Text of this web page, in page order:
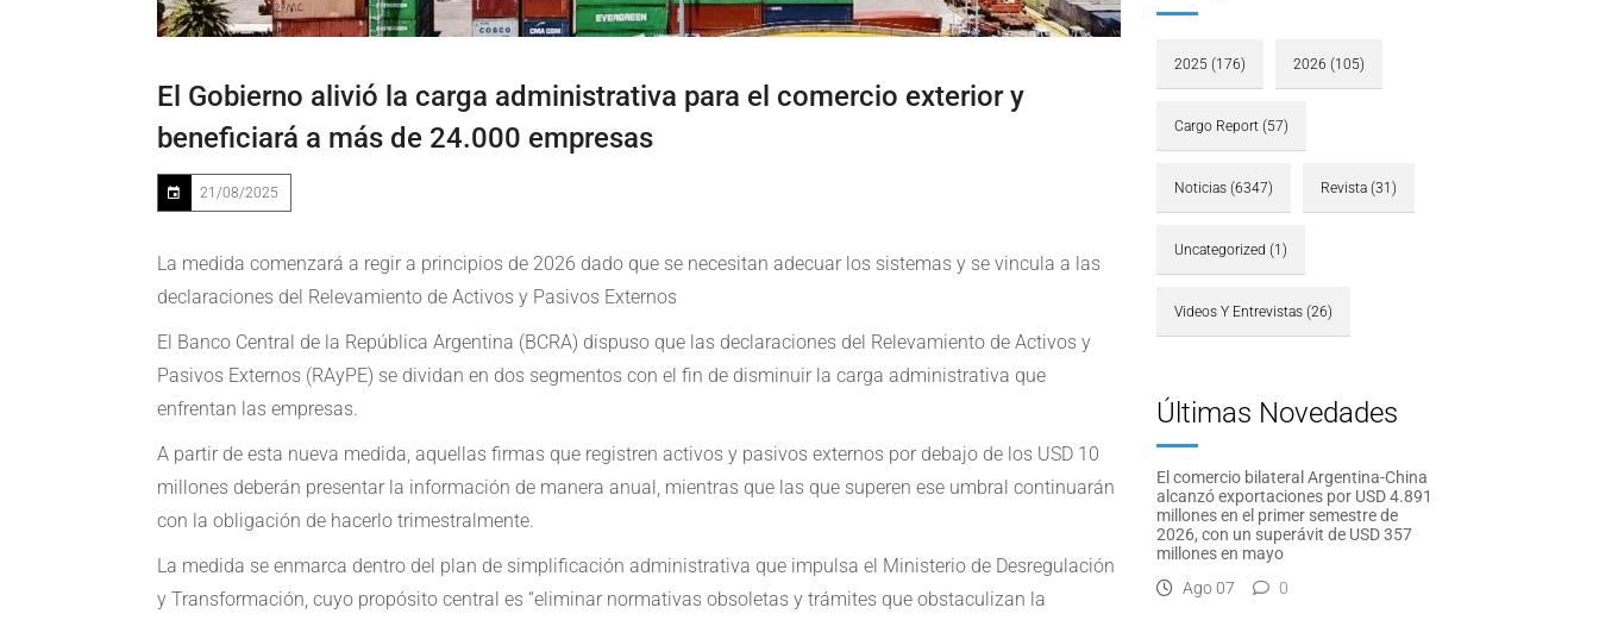
El Gobierno alivió la carga administrativa para el comercio exterior y
beneficiará a más de 24.000 empresas
21/08/2025
La medida comenzará a regir a principios de 2026 dado que se necesitan adecuar los sistemas y se vincula a las
declaraciones del Relevamiento de Activos y Pasivos Externos
El Banco Central de la República Argentina (BCRA) dispuso que las declaraciones del Relevamiento de Activos y
Pasivos Externos (RAyPE) se dividan en dos segmentos con el fin de disminuir la carga administrativa que
enfrentan las empresas.
A partir de esta nueva medida, aquellas firmas que registren activos y pasivos externos por debajo de los USD 10
millones deberán presentar la información de manera anual, mientras que las que superen ese umbral continuarán
con la obligación de hacerlo trimestralmente.
La medida se enmarca dentro del plan de simplificación administrativa que impulsa el Ministerio de Desregulación
y Transformación, cuyo propósito central es “eliminar normativas obsoletas y trámites que obstaculizan la
2025 (176) 2026 (105)
Cargo Report (57)
Noticias (6347) Revista (31)
Uncategorized (1)
Videos Y Entrevistas (26)
Últimas Novedades
El comercio bilateral Argentina-China
alcanzó exportaciones por USD 4.891
millones en el primer semestre de
2026, con un superávit de USD 357
millones en mayo
Ago 07
0